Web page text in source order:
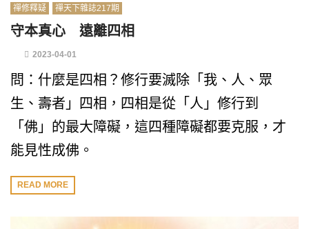
禪修釋疑 禪天下雜誌217期
守本真心 遠離四相
2023-04-01
問：什麼是四相？修行要滅除「我、人、眾
生、壽者」四相，四相是從「人」修行到
「佛」的最大障礙，這四種障礙都要克服，才
能見性成佛。
READ MORE